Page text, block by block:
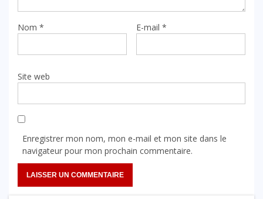
Nom * E-mail *
Site web
Enregistrer mon nom, mon e-mail et mon site dans le
navigateur pour mon prochain commentaire.